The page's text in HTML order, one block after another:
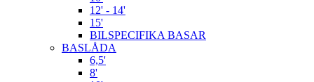
12' - 14'
15'
BILSPECIFIKA BASAR
BASLÅDA
6,5'
8'